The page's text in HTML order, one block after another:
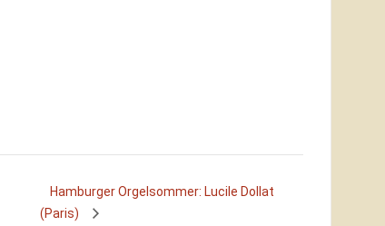
Hamburger Orgelsommer: Lucile Dollat
(Paris)